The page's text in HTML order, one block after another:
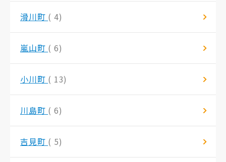
滑川町 ( 4)
嵐山町 ( 6)
小川町 ( 13)
川島町 ( 6)
吉見町 ( 5)